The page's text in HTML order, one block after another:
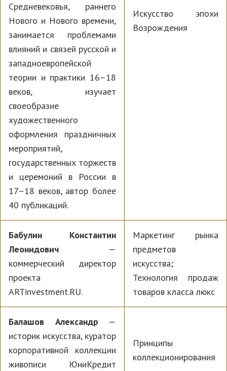
Средневековья, раннего
Нового и Нового времени,
занимается проблемами
влияний и связей русской и
западноевропейской
теории и практики 16–18
веков, изучает
своеобразие
художественного
оформления праздничных
мероприятий,
государственных торжеств
и церемоний в России в
17–18 веков, автор более
40 публикаций.
Искусство эпохи
Возрождения
Бабулин Константин
Леонидович —
коммерческий директор
проекта
ARTinvestment.RU.
Маркетинг рынка
предметов
искусства;
Технология продаж
товаров класса люкс
Балашов Александр —
историк искусства, куратор
корпоративной коллекции
живописи ЮниКредит
Принципы
коллекционирования